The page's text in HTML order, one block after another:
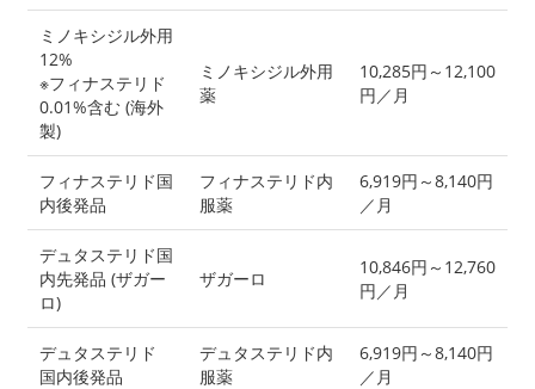
ミノキシジル外用
12%
※フィナステリド
0.01%含む (海外
製)
ミノキシジル外用
薬
10,285円～12,100
円／月
フィナステリド国
内後発品
フィナステリド内
服薬
6,919円～8,140円
／月
デュタステリド国
内先発品 (ザガー
ロ)
ザガーロ
10,846円～12,760
円／月
デュタステリド
国内後発品
デュタステリド内
服薬
6,919円～8,140円
／月